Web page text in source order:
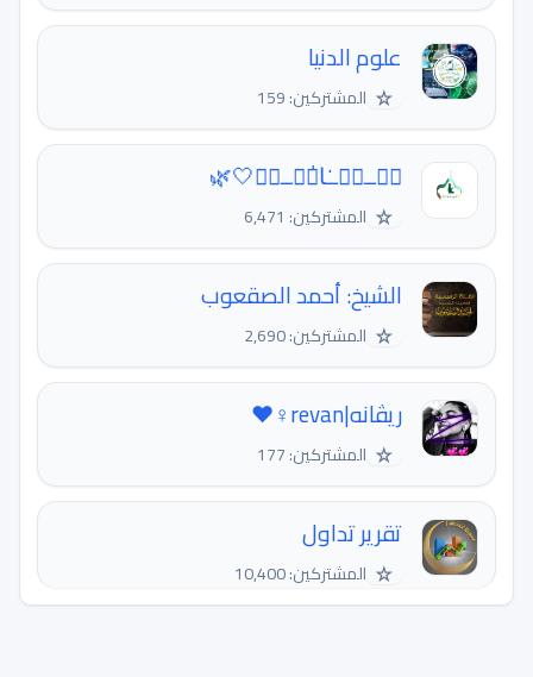
علوم الدنيا
☆ المشتركين: 159
نۨــڛۣــٰا̍ٻۧــمۘ🤍🌿
☆ المشتركين: 6,471
الشيخ: أحمد الصقعوب
☆ المشتركين: 2,690
ريڤانه|revan‍♀️❤️
☆ المشتركين: 177
تقرير تداول
☆ المشتركين: 10,400